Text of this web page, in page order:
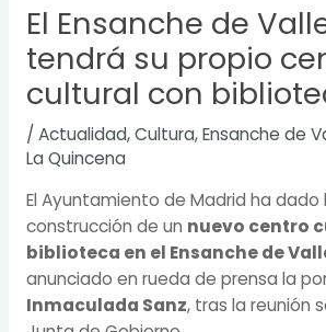
El Ensanche de
tendrá su propio
cultural con
/ Actualidad,Cultura,Ensanche de
La Quincena
El Ayuntamiento de Madrid ha dado
construcción de un nuevo centro
biblioteca en el Ensanche de
anunciado en rueda de prensa la
Inmaculada Sanz, tras la reunión